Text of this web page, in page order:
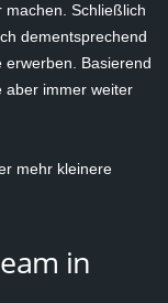
machen. Schließlich
dementsprechend
erwerben. Basierend
aber immer weiter
mehr kleinere
in